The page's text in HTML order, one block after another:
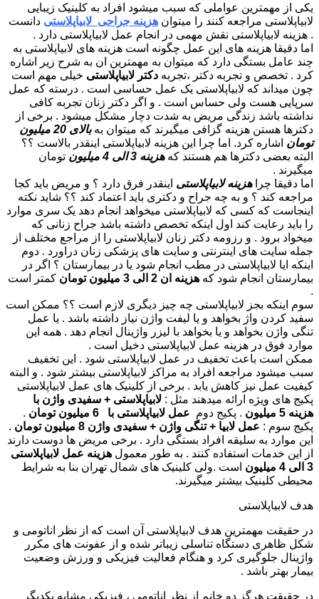
یکی از مهمترین عواملی که سبب میشود افراد به کلینیک زیبایی
لابیاپلاستی مراجعه کنند را میتوان هزینه جراحی لابیاپلاستی دانست
. هزینه لابیاپلاستی نقش مهمی در انجام عمل لابیاپلاستی دارد .
اما دقیقا هزینه های این عمل چگونه است هزینه های لابیاپلاستی به
چند عامل بستگی دارد که میتوان به مهمترین ان به شرح زیر اشاره
کرد . تخصص و تجربه دکتر ،تجربه دکتر لابیاپلاستی خیلی مهم است
چون میداند که لابیاپلاستی یک عمل حساسی است . درسته که عمل
سرپایی هست ولی حساس است . و اگر دکتر زنان تجربه کافی
نداشته باشد زندگی مریض به شدت دچار مشکل میشود . برخی از
دکترها هستن هزینه گزافی میگیرند که میتوان به
بالای 20 میلیون
تومان اشاره کرد. اما چرا این هزینه لابیاپلاستی اینقدر بالاست ؟؟
البته بعضی دکترها هم هستند کههزینه 3 الی 4 میلیون
تومان
میگیرند .
اما دقیقا چراهزینه لابیاپلاستی اینقدر فرق دارد ؟ و مریض باید کجا
مراجعه کند ؟ و به چه جراح و دکتری باید اعتماد کند ؟؟ شاید نکته
اینجاست که کسی که لابیاپلاستی میخواهد انجام دهد یک سری موارد
را باید رعایت کند اول اینکه تخصص داشته باشد جراح زنانی که
میخواد برود . و رزومه دکتر زنان لابیاپلاستی را از مراجع مختلف از
جمله سایت های اینترنتی و سایت های پزشکی زنان دراورد . دوم
اینکه ایا لابیاپلاستی در مطب انجام شود یا در بیمارستان ؟ اگر در
بیمارستان انجام شود که هزینه ان 2 الی 3 میلیون تومان
کمتر است
.
سوم اینکه بجز لابیاپلاستی چه چیز دیگری لازم است ؟؟ ممکن است
سفید کردن واژ بخواهد و یا لیفت واژن نیاز داشته باشد . یا عمل
تنگی واژن بخواهد و یا بخواهد با لیزر واژینال انجام دهد . همه این
موارد فوق در هزینه عمل لابیاپلاستی دخیل است .
ممکن است باعث تخفیف در عمل لابیاپلاستی شود . این تخفیف
سبب میشود مراجعه افراد به مراکز لابیاپلاستی بیشتر شود . و البته
کیفیت عمل نیز کاهش یابد . برخی از کلینیک های عمل لابیاپلاستی
پکیج های ویژه ارائه میدهند مثل : لابیاپلاستی + سفیدی واژن با
هزینه 5 میلیون
. پکیج دوم عمل لابیاپلاستی با میلیون تومان .
پکیج سوم : عمل لابیا + تنگی واژن + سفیدی واژن 8 میلیون تومان
.
این موارد به سلیقه افراد بستگی دارد . برخی مریض ها دوست دارند
از این خدمات استفاده کنند . به طور معمول هزینه عمل لابیاپلاستی
3 الی 4 میلیون
است .ولی کلینیک های شمال تهران بنا به شرایط
محیطی کلینیک بیشتر میگیرند.
هدف لابیاپلاستی
در حقیقت مهمترین هدف لابیاپلاستی آن است که از نظر اناتومی و
شکل ظاهری دستگاه تناسلی زیباتر شده و از عفونت های مکرر
واژینال جلوگیری کرد و هنگام فعالیت فیزیکی و ورزش وضعیت
بیمار بهتر باشد .
در حقیقت هرگز دو خانم از نظر اناتومی ، فیزیکی مشابه یکدیگر